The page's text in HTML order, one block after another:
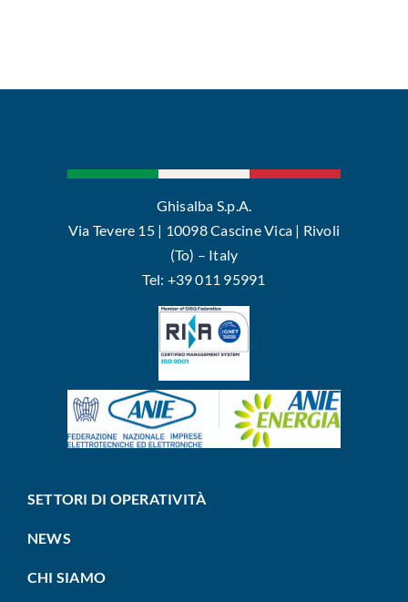
Ghisalba S.p.A.
Via Tevere 15 | 10098 Cascine Vica | Rivoli
(To) – Italy
Tel: +39 011 95991
SETTORI DI OPERATIVITÀ
NEWS
CHI SIAMO